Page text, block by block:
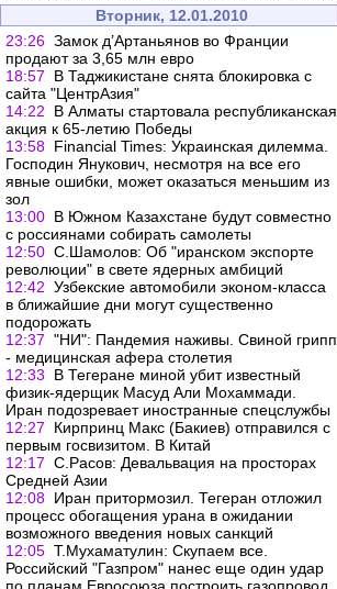
Вторник, 12.01.2010
23:26 Замок д’Артаньянов во Франции
продают за 3,65 млн евро
18:57
В Таджикистане снята блокировка с
сайта "ЦентрАзия"
14:22
В Алматы стартовала республиканская
акция к 65-летию Победы
13:58 Financial Times: Украинская дилемма.
Господин Янукович, несмотря на все его
явные ошибки, может оказаться меньшим из
зол
13:00 В Южном Казахстане будут совместно
с россиянами собирать самолеты
12:50 С.Шамолов: Об "иранском экспорте
революции" в свете ядерных амбиций
12:42 Узбекские автомобили эконом-класса
в ближайшие дни могут существенно
подорожать
12:37 "НИ": Пандемия наживы. Свиной грипп
- медицинская афера столетия
12:33
В Тегеране миной убит известный
физик-ядерщик Масуд Али Мохаммади.
Иран подозревает иностранные спецслужбы
12:27
Кирпринц Макс (Бакиев) отправился с
первым госвизитом. В Китай
12:17 С.Расов: Девальвация на просторах
Средней Азии
12:08 Иран притормозил. Тегеран отложил
процесс обогащения урана в ожидании
возможного введения новых санкций
12:05 Т.Мухаматулин: Скупаем все.
Российский "Газпром" нанес еще один удар